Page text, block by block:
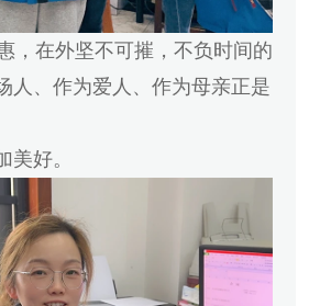
，在外坚不可摧，不负时间的
人、作为爱人、作为母亲正是
美好。